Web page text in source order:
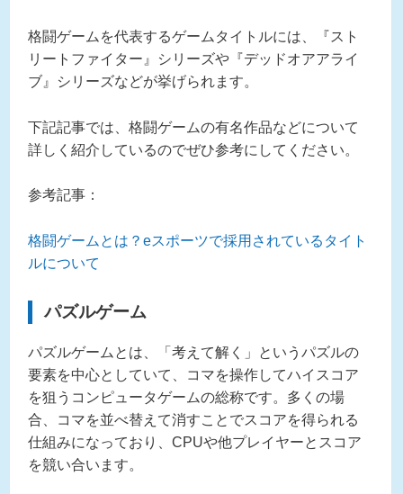
格闘ゲームを代表するゲームタイトルには、『スト
リートファイター』シリーズや『デッドオアアライ
ブ』シリーズなどが挙げられます。
下記記事では、格闘ゲームの有名作品などについて
詳しく紹介しているのでぜひ参考にしてください。
参考記事：
格闘ゲームとは？eスポーツで採用されているタイト
ルについて
パズルゲーム
パズルゲームとは、「考えて解く」というパズルの
要素を中心としていて、コマを操作してハイスコア
を狙うコンピュータゲームの総称です。多くの場
合、コマを並べ替えて消すことでスコアを得られる
仕組みになっており、CPUや他プレイヤーとスコア
を競い合います。